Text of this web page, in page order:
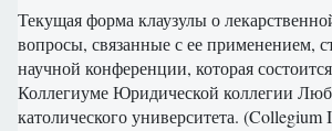
Текущая форма клаузулы о
вопросы, связанные с ее применением,
научной конференции, которая
Коллегиуме Юридической коллегии
католического университета.